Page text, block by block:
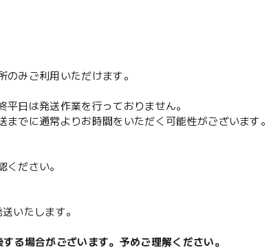
のみご利用いただけます。
日は発送作業を行っておりません。
でに通常よりお時間をいただく可能性がございます。
ください。
いたします。
る場合がございます。予めご理解ください。